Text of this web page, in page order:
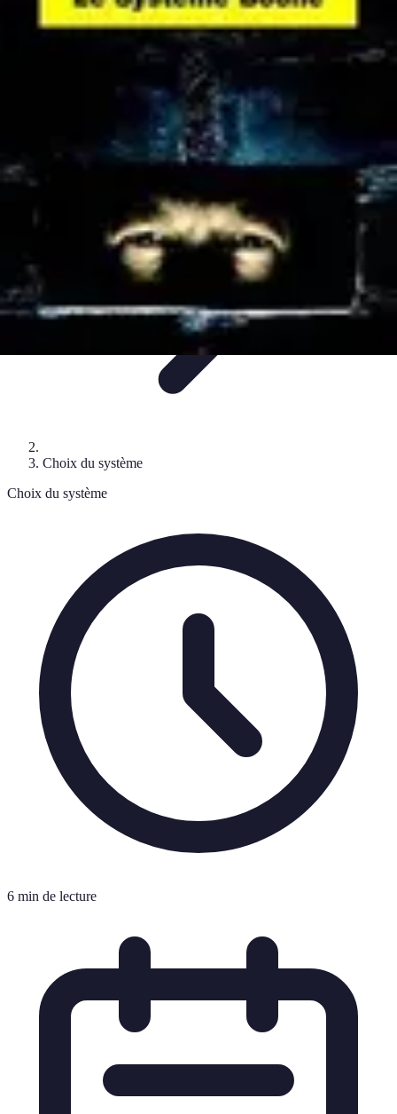
Système Irrigation
InstallationMaintenanceInnovations en irrigationInstallation et
Entretien et Maintenance
Choix du système
Choix du système
6 min de lecture